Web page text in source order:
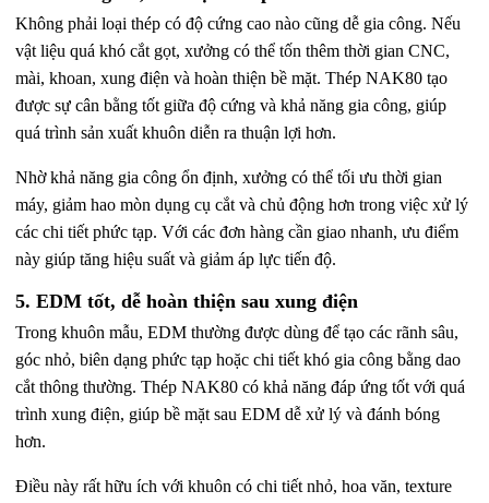
Không phải loại thép có độ cứng cao nào cũng dễ gia công. Nếu
vật liệu quá khó cắt gọt, xưởng có thể tốn thêm thời gian CNC,
mài, khoan, xung điện và hoàn thiện bề mặt. Thép NAK80 tạo
được sự cân bằng tốt giữa độ cứng và khả năng gia công, giúp
quá trình sản xuất khuôn diễn ra thuận lợi hơn.
Nhờ khả năng gia công ổn định, xưởng có thể tối ưu thời gian
máy, giảm hao mòn dụng cụ cắt và chủ động hơn trong việc xử lý
các chi tiết phức tạp. Với các đơn hàng cần giao nhanh, ưu điểm
này giúp tăng hiệu suất và giảm áp lực tiến độ.
5. EDM tốt, dễ hoàn thiện sau xung điện
Trong khuôn mẫu, EDM thường được dùng để tạo các rãnh sâu,
góc nhỏ, biên dạng phức tạp hoặc chi tiết khó gia công bằng dao
cắt thông thường. Thép NAK80 có khả năng đáp ứng tốt với quá
trình xung điện, giúp bề mặt sau EDM dễ xử lý và đánh bóng
hơn.
Điều này rất hữu ích với khuôn có chi tiết nhỏ, hoa văn, texture